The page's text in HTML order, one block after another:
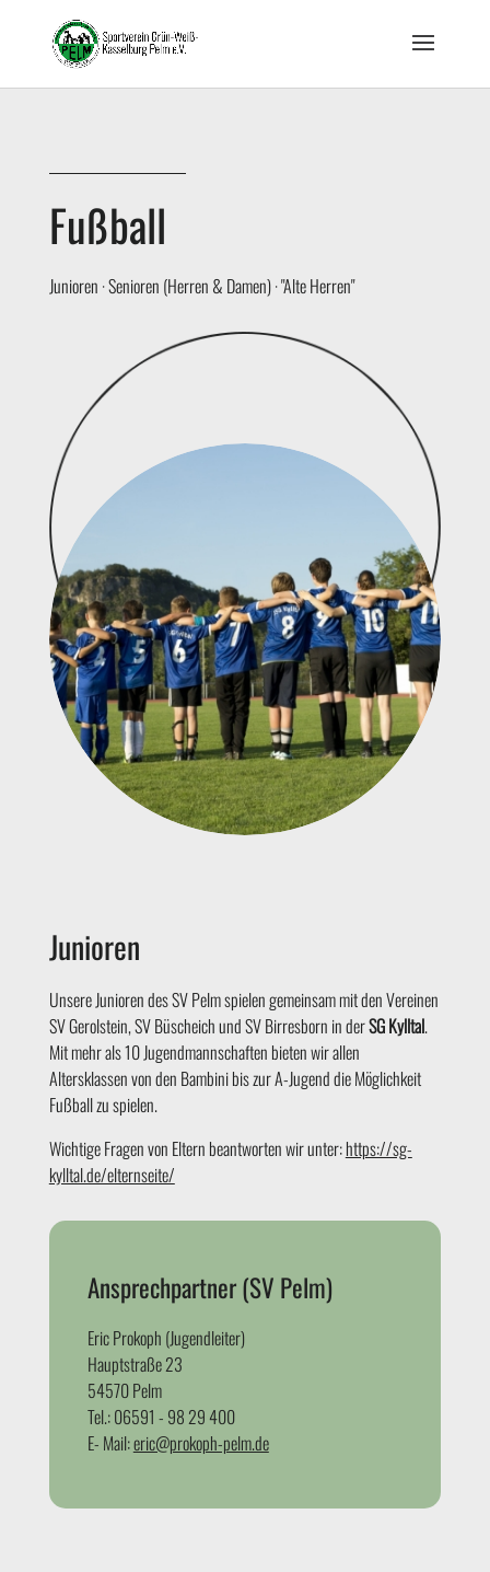
Fußball
Junioren · Senioren (Herren & Damen) · "Alte Herren"
Junioren
Unsere Junioren des SV Pelm spielen gemeinsam mit den Vereinen
SV Gerolstein, SV Büscheich und SV Birresborn in derSG Kylltal.
Mit mehr als 10 Jugendmannschaften bieten wir allen
Altersklassen von den Bambini bis zur A-Jugend die Möglichkeit
Fußball zu spielen.
Wichtige Fragen von Eltern beantworten wir unter:https://sg-
kylltal.de/elternseite/
Ansprechpartner (SV Pelm)
Eric Prokoph (Jugendleiter)
Hauptstraße 23
54570 Pelm
Tel.: 06591 - 98 29 400
E- Mail:eric@prokoph-pelm.de